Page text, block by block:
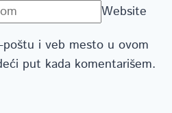
Website
i veb mesto u ovom
put kada komentarišem.